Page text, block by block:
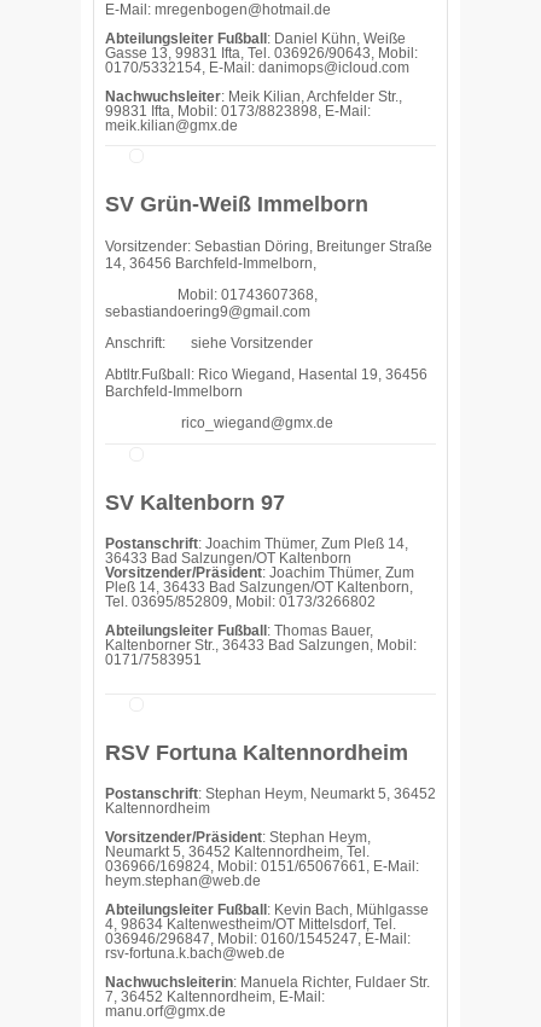
E-Mail: mregenbogen@hotmail.de
Abteilungsleiter Fußball : Daniel Kühn, Weiße
Gasse 13, 99831 Ifta, Tel. 036926/90643, Mobil:
0170/5332154, E-Mail: danimops@icloud.com
Nachwuchsleiter: Meik Kilian, Archfelder Str.,
99831 Ifta, Mobil: 0173/8823898, E-Mail:
meik.kilian@gmx.de
SV Grün-Weiß Immelborn
Vorsitzender: Sebastian Döring, Breitunger Straße
14, 36456 Barchfeld-Immelborn,
Mobil: 01743607368,
sebastiandoering9@gmail.com
Anschrift: siehe Vorsitzender
Abtltr.Fußball: Rico Wiegand, Hasental 19, 36456
Barchfeld-Immelborn
rico_wiegand@gmx.de
SV Kaltenborn 97
Postanschrift: Joachim Thümer, Zum Pleß 14,
36433 Bad Salzungen/OT Kaltenborn
Vorsitzender/Präsident: Joachim Thümer, Zum
Pleß 14, 36433 Bad Salzungen/OT Kaltenborn,
Tel. 03695/852809, Mobil: 0173/3266802
Abteilungsleiter Fußball : Thomas Bauer,
Kaltenborner Str., 36433 Bad Salzungen, Mobil:
0171/7583951
RSV Fortuna Kaltennordheim
Postanschrift: Stephan Heym, Neumarkt 5, 36452
Kaltennordheim
Vorsitzender/Präsident: Stephan Heym,
Neumarkt 5, 36452 Kaltennordheim, Tel.
036966/169824, Mobil: 0151/65067661, E-Mail:
heym.stephan@web.de
Abteilungsleiter Fußball : Kevin Bach, Mühlgasse
4, 98634 Kaltenwestheim/OT Mittelsdorf, Tel.
036946/296847, Mobil: 0160/1545247, E-Mail:
rsv-fortuna.k.bach@web.de
Nachwuchsleiterin: Manuela Richter, Fuldaer Str.
7, 36452 Kaltennordheim, E-Mail:
manu.orf@gmx.de